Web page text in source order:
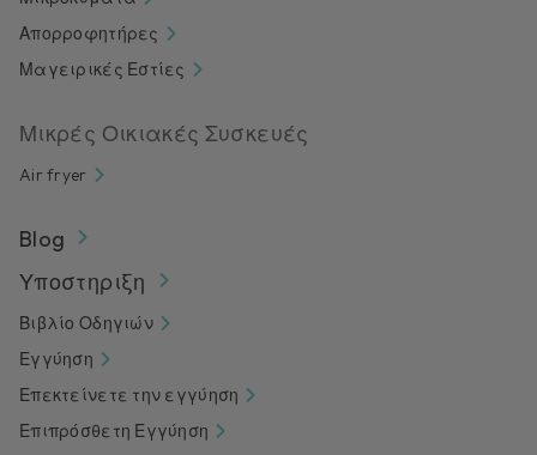
Απορροφητήρες
Μαγειρικές Εστίες
Μικρές Οικιακές Συσκευές
Air fryer
Blog
Υποστηριξη
Βιβλίο Οδηγιών
Εγγύηση
Επεκτείνετε την εγγύηση
Επιπρόσθετη Εγγύηση